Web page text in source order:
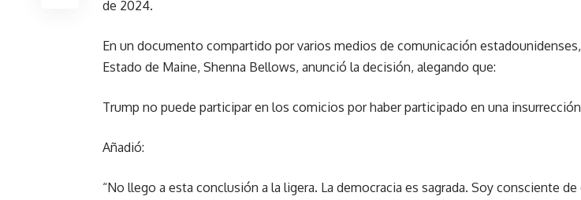
de 2024.
En un documento compartido por varios medios de comunicación
Estado de Maine, Shenna Bellows, anunció la decisión, alegando que:
Trump no puede participar en los comicios por haber participado en una
Añadió:
“No llego a esta conclusión a la ligera. La democracia es sagrada. Soy consciente